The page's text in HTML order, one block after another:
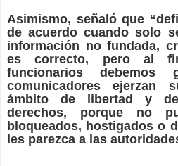
Asimismo, señaló que
de acuerdo cuando solo
información no fundada,
es correcto, pero al
funcionarios debemos
comunicadores ejerzan
ámbito de libertad y
derechos, porque no
bloqueados, hostigados o
les parezca a las